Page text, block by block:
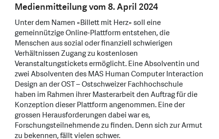
Medienmitteilung vom 8. April 2024
Unter dem Namen «Billett mit Herz» soll eine
gemeinnützige Online-Plattform entstehen, die
Menschen aus sozial oder finanziell schwierigen
Verhältnissen Zugang zu kostenlosen
Veranstaltungstickets ermöglicht. Eine Absolventin und
zwei Absolventen des MAS Human Computer Interaction
Design an der OST – Ostschweizer Fachhochschule
haben im Rahmen ihrer Masterarbeit den Auftrag für die
Konzeption dieser Plattform angenommen. Eine der
grossen Herausforderungen dabei war es,
Forschungsteilnehmende zu finden. Denn sich zur Armut
zu bekennen, fällt vielen schwer.